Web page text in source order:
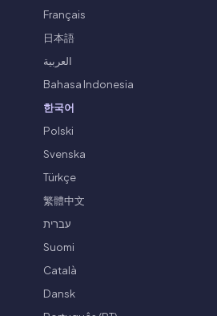
Français
日本語
العربية
Bahasa Indonesia
한국어
Polski
Svenska
Türkçe
繁體中文
עברית
Suomi
Català
Dansk